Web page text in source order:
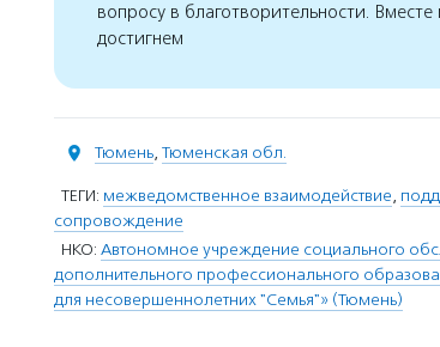
вопросу в благотворительности. Вместе
достигнем
Тюмень, Тюменская обл.
ТЕГИ: межведомственное взаимодействие,
сопровождение
НКО: Автономное учреждение социального
дополнительного профессионального
для несовершеннолетних "Семья"» (Тюмень)